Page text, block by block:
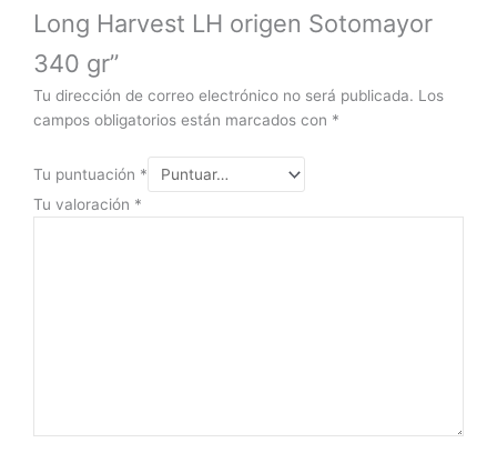
Long Harvest LH origen Sotomayor
340 gr”
Tu dirección de correo electrónico no será publicada. Los
campos obligatorios están marcados con *
Tu puntuación *
Tu valoración *